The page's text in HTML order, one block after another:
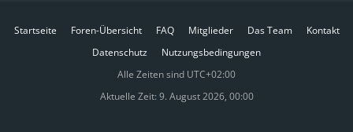
Startseite Foren-Übersicht FAQ Mitglieder Das Team
Kontakt
Datenschutz
Nutzungsbedingungen
Alle Zeiten sind UTC+02:00
Aktuelle Zeit: 9. August 2026, 00:00